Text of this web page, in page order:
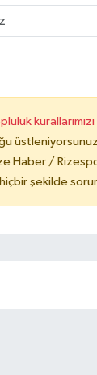
kurallarımızı
Haber /
şekilde